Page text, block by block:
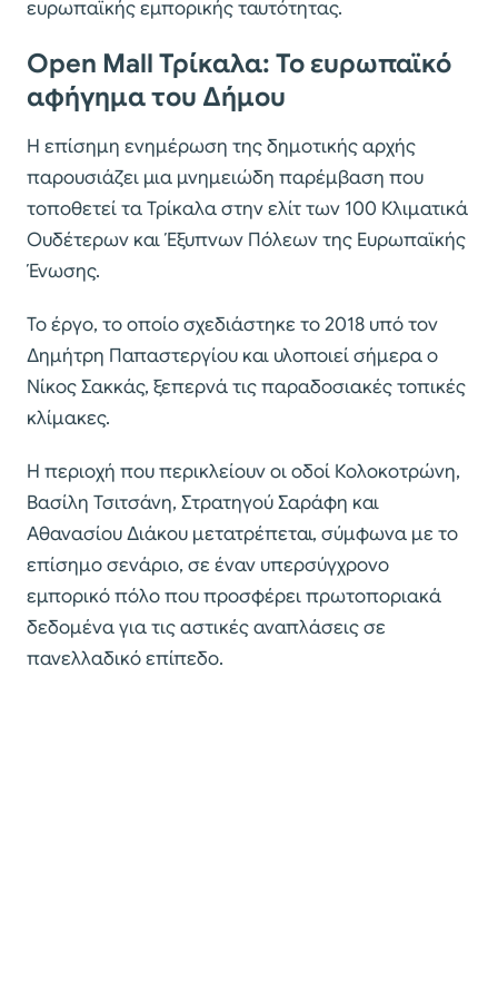
ευρωπαϊκής εμπορικής ταυτότητας.
Open Mall Τρίκαλα: Το ευρωπαϊκό
αφήγημα του Δήμου
Η επίσημη ενημέρωση της δημοτικής αρχής
παρουσιάζει μια μνημειώδη παρέμβαση που
τοποθετεί τα Τρίκαλα στην ελίτ των 100 Κλιματικά
Ουδέτερων και Έξυπνων Πόλεων της Ευρωπαϊκής
Ένωσης.
Το έργο, το οποίο σχεδιάστηκε το 2018 υπό τον
Δημήτρη Παπαστεργίου και υλοποιεί σήμερα ο
Νίκος Σακκάς, ξεπερνά τις παραδοσιακές τοπικές
κλίμακες.
Η περιοχή που περικλείουν οι οδοί Κολοκοτρώνη,
Βασίλη Τσιτσάνη, Στρατηγού Σαράφη και
Αθανασίου Διάκου μετατρέπεται, σύμφωνα με το
επίσημο σενάριο, σε έναν υπερσύγχρονο
εμπορικό πόλο που προσφέρει πρωτοποριακά
δεδομένα για τις αστικές αναπλάσεις σε
πανελλαδικό επίπεδο.